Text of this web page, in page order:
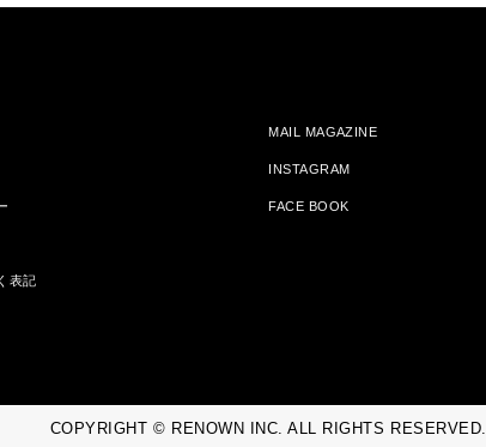
表記
MAIL MAGAZINE
INSTAGRAM
FACE BOOK
COPYRIGHT © RENOWN INC. ALL RIGHTS RESERVED.